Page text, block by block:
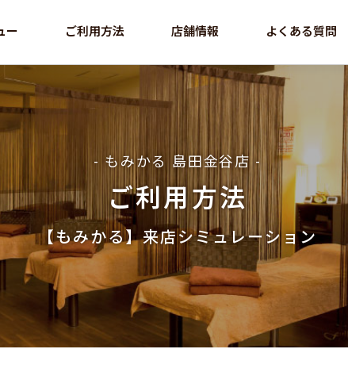
ー ご利用方法 店舗情報 よくある質問
- もみかる 島田金谷店 -
ご利用方法
【もみかる】来店シミュレーション